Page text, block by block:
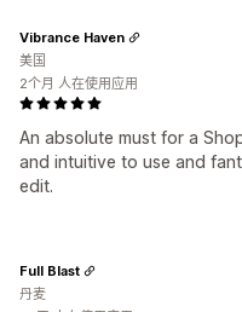
An absolute must for a
and intuitive to use and
edit.
Vibrance Haven
美国
2个月 人在使用应用
Full Blast
丹麦